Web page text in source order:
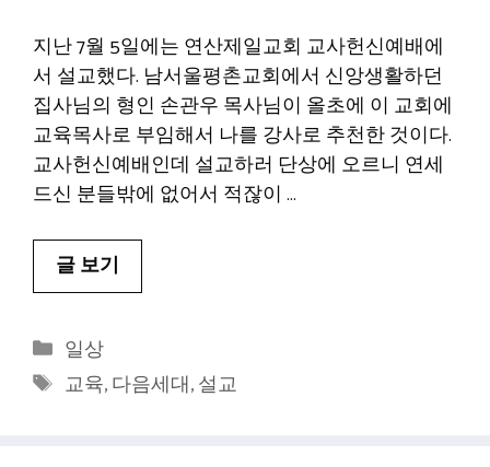
지난 7월 5일에는 연산제일교회 교사헌신예배에
서 설교했다. 남서울평촌교회에서 신앙생활하던
집사님의 형인 손관우 목사님이 올초에 이 교회에
교육목사로 부임해서 나를 강사로 추천한 것이다.
교사헌신예배인데 설교하러 단상에 오르니 연세
드신 분들밖에 없어서 적잖이 …
글 보기
카
테
일상
태
교육,다음세대,설교